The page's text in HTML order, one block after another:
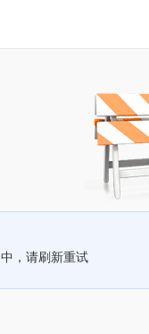
，请刷新重试